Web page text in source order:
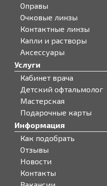
Оправы
Очковые линзы
Контактные линзы
Капли и растворы
Аксессуары
Услуги
Кабинет врача
Детский офтальмолог
Мастерская
Подарочные карты
Информация
Как подобрать
Отзывы
Новости
Контакты